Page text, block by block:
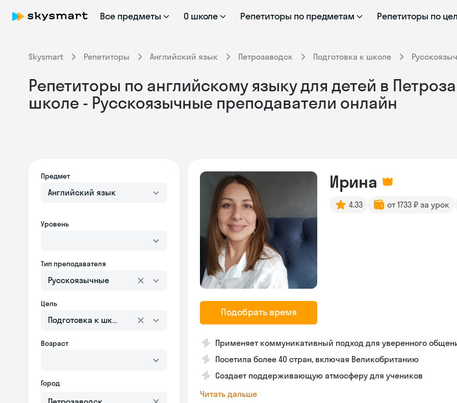
Все предметы О школе Репетиторы по предметам Репетиторы по
Skysmart Репетиторы Английский язык Петрозаводск Подготовка к школе
Репетиторы по английскому языку для детей в
школе - Русскоязычные преподаватели онлайн
Предмет
Английский язык
Уровень
Тип преподавателя
Русскоязычные
Цель
Подготовка к школе
Возраст
Город
Подобрать время
Ирина
4.33 от 1733 ₽ за урок
Применяет коммуникативный подход для уверенного
Посетила более 40 стран, включая Великобританию
Создает поддерживающую атмосферу для учеников
Читать дальше